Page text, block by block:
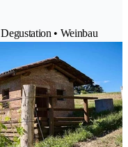
• Weinbau